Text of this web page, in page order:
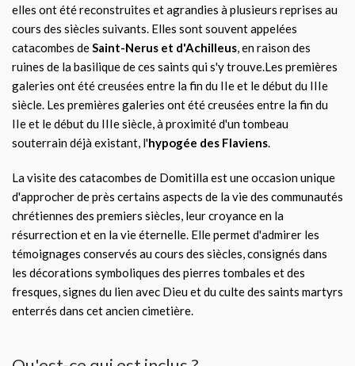
elles ont été reconstruites et agrandies à plusieurs reprises au
cours des siècles suivants. Elles sont souvent appelées
catacombes deSaint-Nerus et d'Achilleus, en raison des
ruines de la basilique de ces saints qui s'y trouve.Les premières
galeries ont été creusées entre la fin du IIe et le début du IIIe
siècle. Les premières galeries ont été creusées entre la fin du
IIe et le début du IIIe siècle, à proximité d'un tombeau
souterrain déjà existant, l'hypogée des Flaviens.
La visite des catacombes de Domitilla est une occasion unique
d'approcher de près certains aspects de la vie des communautés
chrétiennes des premiers siècles, leur croyance en la
résurrection et en la vie éternelle. Elle permet d'admirer les
témoignages conservés au cours des siècles, consignés dans
les décorations symboliques des pierres tombales et des
fresques, signes du lien avec Dieu et du culte des saints martyrs
enterrés dans cet ancien cimetière.